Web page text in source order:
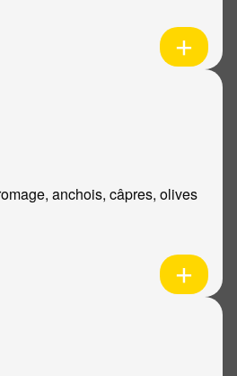
anchois, câpres, olives